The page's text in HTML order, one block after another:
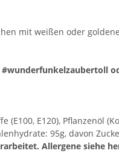
mit weißen oder
(E100, E120), Pflanzenöl
95g, davon
Allergene siehe